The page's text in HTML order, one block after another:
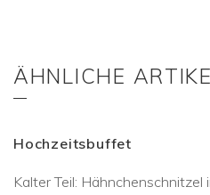
ÄHNLICHE
Hochzeitsbuffet
Kalter Teil: